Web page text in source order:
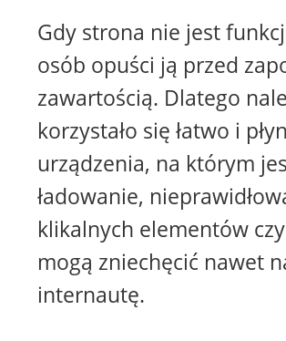
Gdy strona nie jest
osób opuści ją przed
zawartością. Dlatego
korzystało się łatwo i
urządzenia, na którym
ładowanie,
klikalnych elementów
mogą zniechęcić nawet
internautę.